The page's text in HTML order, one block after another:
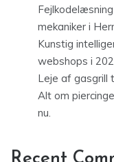
mekaniker i
Kunstig
webshops i
Leje af
Alt om
nu.